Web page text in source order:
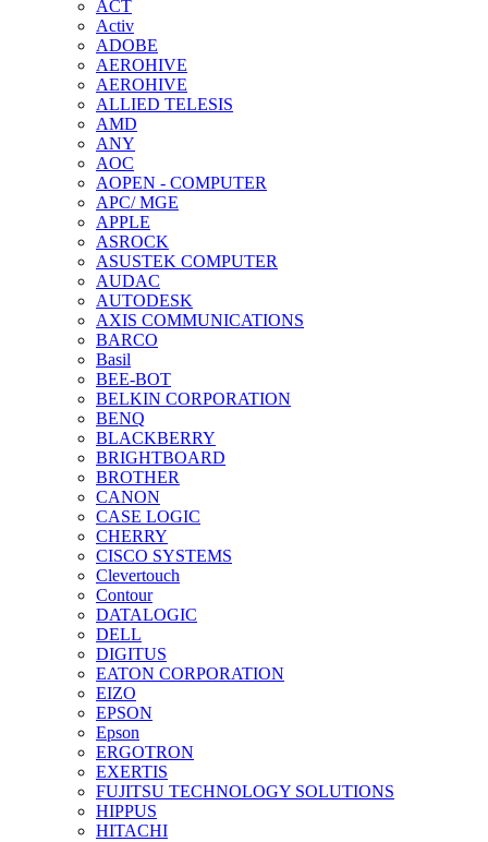
ACT
Activ
ADOBE
AEROHIVE
AEROHIVE
ALLIED TELESIS
AMD
ANY
AOC
AOPEN - COMPUTER
APC/ MGE
APPLE
ASROCK
ASUSTEK COMPUTER
AUDAC
AUTODESK
AXIS COMMUNICATIONS
BARCO
Basil
BEE-BOT
BELKIN CORPORATION
BENQ
BLACKBERRY
BRIGHTBOARD
BROTHER
CANON
CASE LOGIC
CHERRY
CISCO SYSTEMS
Clevertouch
Contour
DATALOGIC
DELL
DIGITUS
EATON CORPORATION
EIZO
EPSON
Epson
ERGOTRON
EXERTIS
FUJITSU TECHNOLOGY SOLUTIONS
HIPPUS
HITACHI